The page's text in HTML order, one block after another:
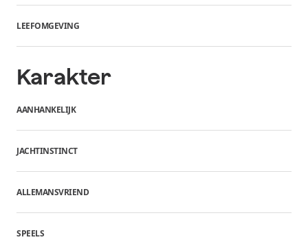
LEEFOMGEVING
Karakter
AANHANKELIJK
JACHTINSTINCT
ALLEMANSVRIEND
SPEELS